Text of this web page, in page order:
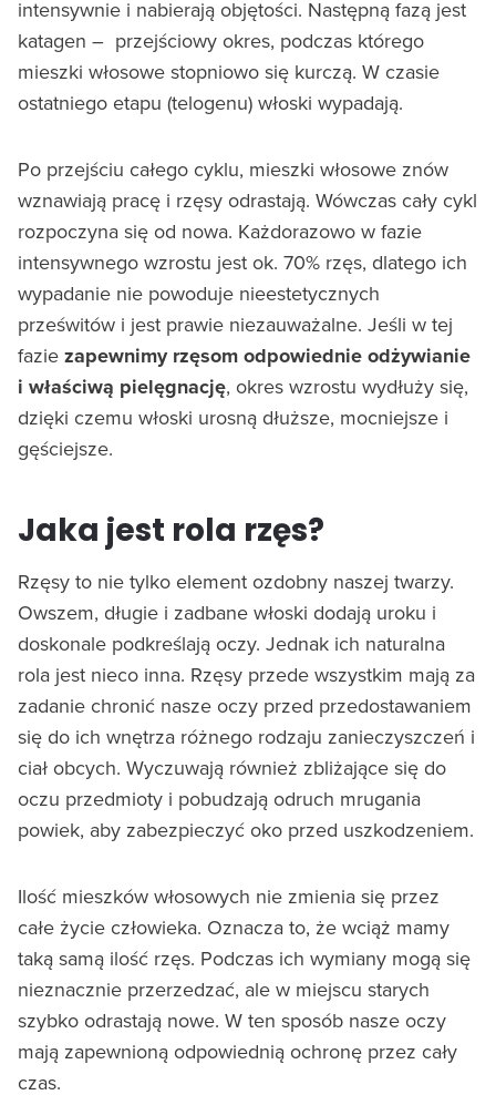
intensywnie i nabierają objętości. Następną fazą jest
katagen – przejściowy okres, podczas którego
mieszki włosowe stopniowo się kurczą. W czasie
ostatniego etapu (telogenu) włoski wypadają.
Po przejściu całego cyklu, mieszki włosowe znów
wznawiają pracę i rzęsy odrastają. Wówczas cały cykl
rozpoczyna się od nowa. Każdorazowo w fazie
intensywnego wzrostu jest ok. 70% rzęs, dlatego ich
wypadanie nie powoduje nieestetycznych
prześwitów i jest prawie niezauważalne. Jeśli w tej
fazie zapewnimy rzęsom odpowiednie odżywianie
i właściwą pielęgnację, okres wzrostu wydłuży się,
dzięki czemu włoski urosną dłuższe, mocniejsze i
gęściejsze.
Jaka jest rola rzęs?
Rzęsy to nie tylko element ozdobny naszej twarzy.
Owszem, długie i zadbane włoski dodają uroku i
doskonale podkreślają oczy. Jednak ich naturalna
rola jest nieco inna. Rzęsy przede wszystkim mają za
zadanie chronić nasze oczy przed przedostawaniem
się do ich wnętrza różnego rodzaju zanieczyszczeń i
ciał obcych. Wyczuwają również zbliżające się do
oczu przedmioty i pobudzają odruch mrugania
powiek, aby zabezpieczyć oko przed uszkodzeniem.
Ilość mieszków włosowych nie zmienia się przez
całe życie człowieka. Oznacza to, że wciąż mamy
taką samą ilość rzęs. Podczas ich wymiany mogą się
nieznacznie przerzedzać, ale w miejscu starych
szybko odrastają nowe. W ten sposób nasze oczy
mają zapewnioną odpowiednią ochronę przez cały
czas.